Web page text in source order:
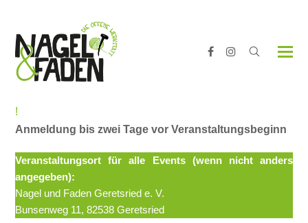
Facebook
Instagram
!
Anmeldung bis zwei Tage vor Veranstaltungsbeginn
Veranstaltungsort für alle Events (wenn nicht anders
angegeben):
Nagel und Faden Geretsried e. V.
Bunsenweg 11, 82538 Geretsried